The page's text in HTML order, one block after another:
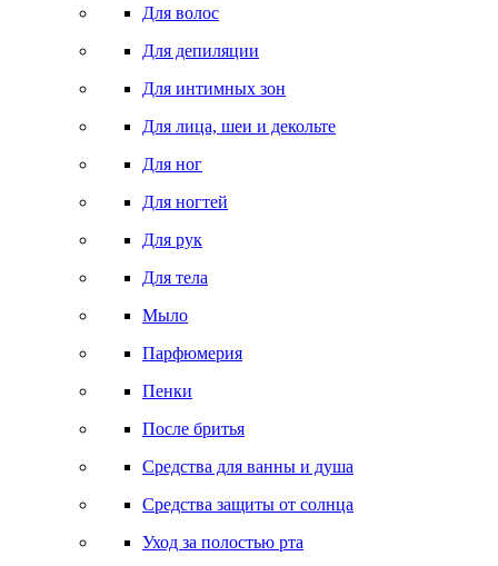
Для волос
Для депиляции
Для интимных зон
Для лица, шеи и декольте
Для ног
Для ногтей
Для рук
Для тела
Мыло
Парфюмерия
Пенки
После бритья
Средства для ванны и душа
Средства защиты от солнца
Уход за полостью рта